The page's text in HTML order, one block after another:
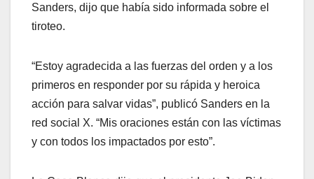
Sanders, dijo que había sido informada sobre el
tiroteo.
“Estoy agradecida a las fuerzas del orden y a los
primeros en responder por su rápida y heroica
acción para salvar vidas”, publicó Sanders en la
red social X. “Mis oraciones están con las víctimas
y con todos los impactados por esto”.